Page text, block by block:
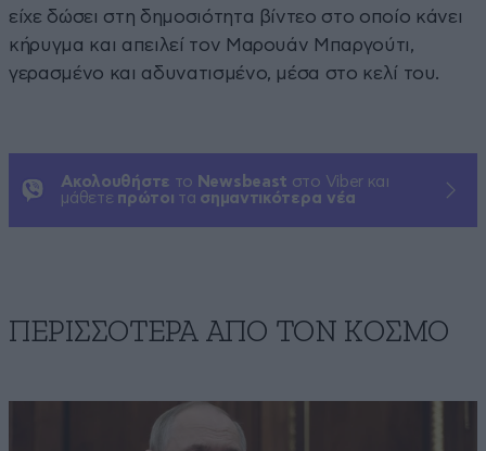
είχε δώσει στη δημοσιότητα βίντεο στο οποίο κάνει
κήρυγμα και απειλεί τον Μαρουάν Μπαργούτι,
γερασμένο και αδυνατισμένο, μέσα στο κελί του.
Ακολουθήστε το Newsbeast στο Viber και
μάθετε πρώτοι τα σημαντικότερα νέα
ΠΕΡΙΣΣΟΤΕΡΑ ΑΠΟ ΤΟΝ ΚΟΣΜΟ